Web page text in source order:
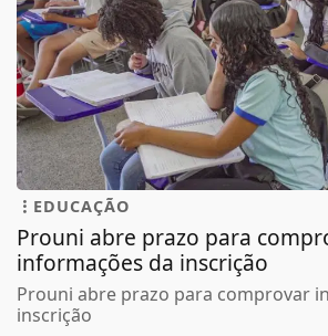
EDUCAÇÃO
Prouni abre prazo para
informações da inscrição
Prouni abre prazo para comprovar
inscrição